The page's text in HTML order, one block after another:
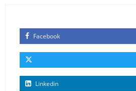
Facebook
Linkedin